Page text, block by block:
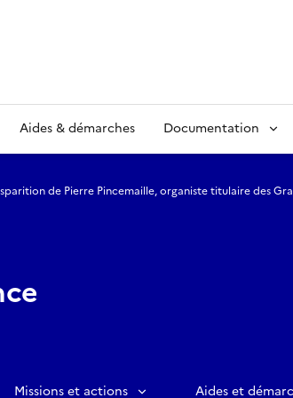
Aides & démarches Documentation
de Pierre Pincemaille, organiste titulaire des
Missions et actions Aides et